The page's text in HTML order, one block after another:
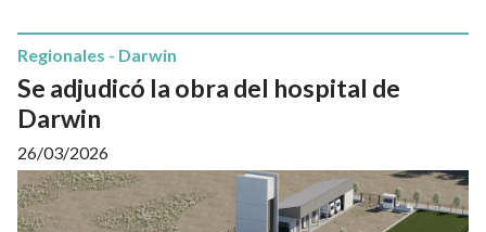
Se adjudicó la obra del hospital de
Darwin
Regionales - Darwin
26/03/2026